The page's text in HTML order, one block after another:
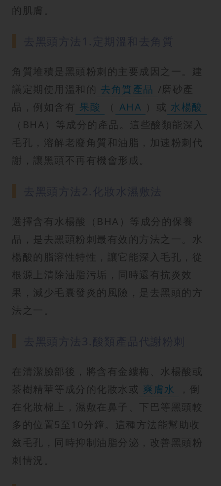
的肌膚。
角質堆積是黑頭粉刺的主要成因之一。建
議定期使用溫和的 去角質產品 /磨砂產
品，例如含有 果酸 （ AHA ）或 水楊酸
（BHA）等成分的產品。這些酸類能深入
毛孔，溶解老廢角質和油脂，加速粉刺代
謝，讓黑頭不再有機會形成。
選擇含有水楊酸（BHA）等成分的保養
品，是去黑頭粉刺最有效的方法之一。水
楊酸的脂溶性特性，讓它能深入毛孔，從
根源上清除油脂污垢，同時還有抗炎效
果，減少毛囊發炎的風險，是去黑頭的方
法之一。
在清潔臉部後，將含有金縷梅、水楊酸或
茶樹精華等成分的化妝水或 爽膚水
，倒
在化妝棉上，濕敷在鼻子、下巴等黑頭較
多的位置5至10分鐘。這種方法能幫助收
斂毛孔，同時抑制油脂分泌，改善黑頭粉
刺情況。